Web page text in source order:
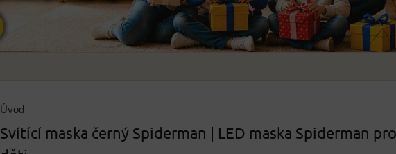
Úvod
Svítící maska černý Spiderman | LED maska Spiderman pro